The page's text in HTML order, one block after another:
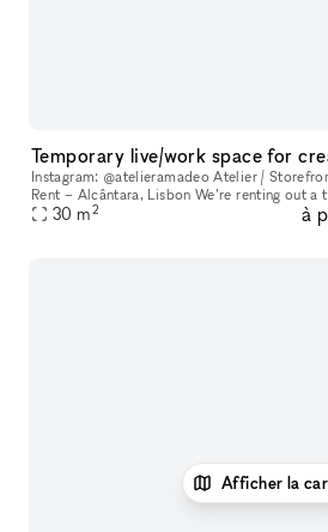
Instagram: @atelieramadeo Atelier / Storefront / Exhibition Space for
Rent – Alcântara, Lisbon We’re renting out a
level atelier space with a large glass-fronted
30 m2 à
Afficher la